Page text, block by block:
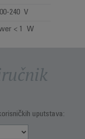
240 V
< 1 W
uputstava: